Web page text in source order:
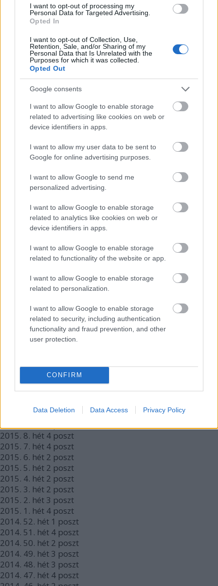
I want to opt-out of processing my
Personal Data for Targeted Advertising.
Opted In
I want to opt-out of Collection, Use,
Retention, Sale, and/or Sharing of my
Personal Data that Is Unrelated with the
Purposes for which it was collected.
Opted Out
Google consents
I want to allow Google to enable storage
related to advertising like cookies on web or
device identifiers in apps.
I want to allow my user data to be sent to
Google for online advertising purposes.
I want to allow Google to send me
personalized advertising.
I want to allow Google to enable storage
related to analytics like cookies on web or
device identifiers in apps.
I want to allow Google to enable storage
related to functionality of the website or app.
I want to allow Google to enable storage
related to personalization.
I want to allow Google to enable storage
related to security, including authentication
functionality and fraud prevention, and other
user protection.
CONFIRM
Data Deletion Data Access Privacy Policy
7. hét1poszt
5. hét1poszt
3. hét
51. hét 1poszt
49. hét2 poszt
48. hét1poszt
47. hét 1poszt
2015.46. hét1poszt
45. hét3poszt
44. hét 1 poszt
42. hét 1poszt
40. hét 3poszt
36. hét 1poszt
35. hét2poszt
32. hét 1poszt
31. hét4poszt
29. hét 3poszt
28. hét 2poszt
27. hét 2poszt
25. hét 4 poszt
24. hét 3poszt
23. hét 5 poszt
22. hét 3poszt
poszt
20. hét 2poszt
19. hét 2poszt
18. hét4 poszt
17. hét1poszt
2015.
14. hét 4 poszt
2015.13. hét1poszt
2015.12. hét2poszt
10. hét 2poszt
2015.
2015. 8. hét 4 poszt
2015. 7. hét 4 poszt
2015. 6. hét 2 poszt
2015. 5. hét 2 poszt
2015. 4. hét 2 poszt
2015. 3. hét 2 poszt
2015. 2. hét 3 poszt
2015. 1. hét 4 poszt
2014. 52. hét 1 poszt
2014. 51. hét 4 poszt
2014. 50. hét 2 poszt
2014. 49. hét 3 poszt
2014. 48. hét 3 poszt
2014. 47. hét 4 poszt